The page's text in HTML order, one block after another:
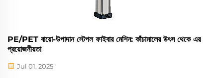
PE/PET বায়ো-উপাদান স্টেপল ফাইবার মেশিন: কাঁচামালের উৎস থেকে এর
প্রয়োজনীয়তা
Jul 01, 2025